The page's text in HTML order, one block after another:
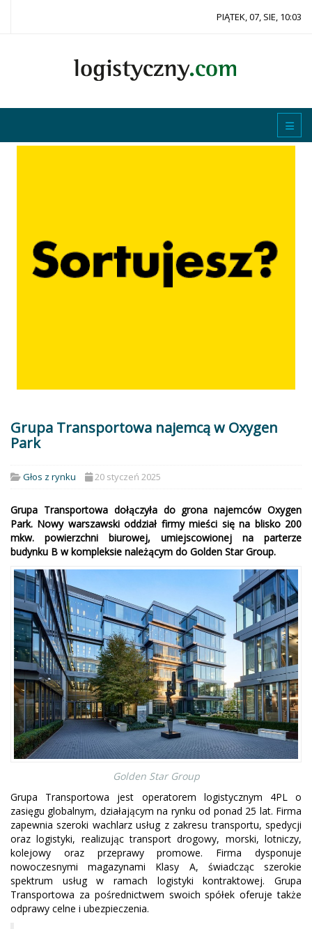
PIĄTEK, 07, SIE, 10:03
Grupa Transportowa najemcą w Oxygen
Park
Głos z rynku 20 styczeń 2025
Grupa Transportowa dołączyła do grona najemców Oxygen
Park. Nowy warszawski oddział firmy mieści się na blisko 200
mkw. powierzchni biurowej, umiejscowionej na parterze
budynku B w kompleksie należącym do Golden Star Group.
Golden Star Group
Grupa Transportowa jest operatorem logistycznym 4PL o
zasięgu globalnym, działającym na rynku od ponad 25 lat. Firma
zapewnia szeroki wachlarz usług z zakresu transportu, spedycji
oraz logistyki, realizując transport drogowy, morski, lotniczy,
kolejowy oraz przeprawy promowe. Firma dysponuje
nowoczesnymi magazynami Klasy A, świadcząc szerokie
spektrum usług w ramach logistyki kontraktowej. Grupa
Transportowa za pośrednictwem swoich spółek oferuje także
odprawy celne i ubezpieczenia.